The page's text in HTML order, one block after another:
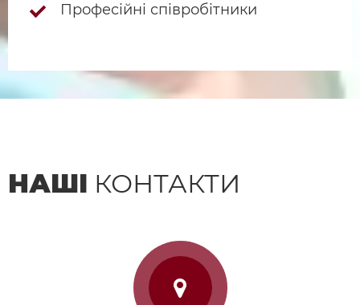
Професійні співробітники
НАШІ КОНТАКТИ